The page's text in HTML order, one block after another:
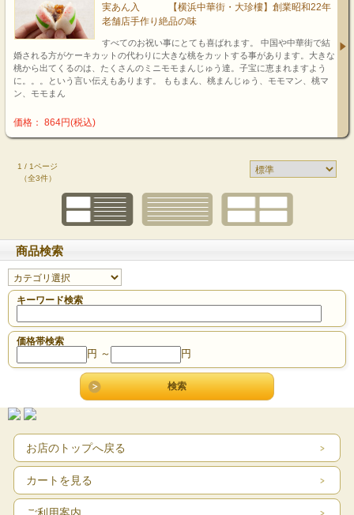
実あん入 【横浜中華街・大珍樓】創業昭和22年
老舗店手作り絶品の味
すべてのお祝い事にとても喜ばれます。 中国や中華街で結
婚される方がケーキカットの代わりに大きな桃をカットする事があります。大きな
桃から出てくるのは、たくさんのミニモモまんじゅう達。子宝に恵まれますよう
に。。。という言い伝えもあります。 ももまん、桃まんじゅう、モモマン、桃マ
ン、モモまん
価格： 864円(税込)
1 / 1ページ
（全3件）
商品検索
キーワード検索
価格帯検索
円 ～ 円
お店のトップへ戻る
カートを見る